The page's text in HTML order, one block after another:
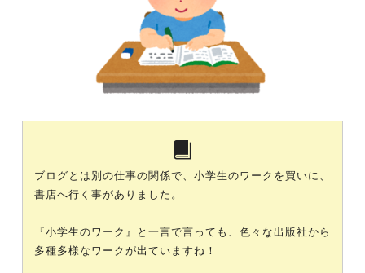
ブログとは別の仕事の関係で、小学生のワークを買いに、
書店へ行く事がありました。
『小学生のワーク』と一言で言っても、色々な出版社から
多種多様なワークが出ていますね！